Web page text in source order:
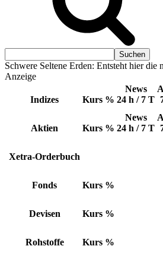
Schwere Seltene Erden: Entsteht hier die
Anzeige
Indizes Kurs %
News
24 h / 7 T
Aktien Kurs %
News
24 h / 7 T
Xetra-Orderbuch
Fonds Kurs %
Devisen Kurs %
Rohstoffe Kurs %